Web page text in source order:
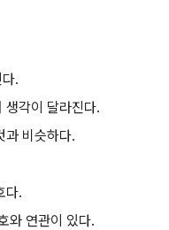
.
생각이 달라진다.
과 비슷하다.
다.
와 연관이 있다.